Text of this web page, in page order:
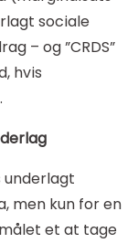
sociale
– og ”CRDS”
hvis
underlagt
men kun for en
et at tage